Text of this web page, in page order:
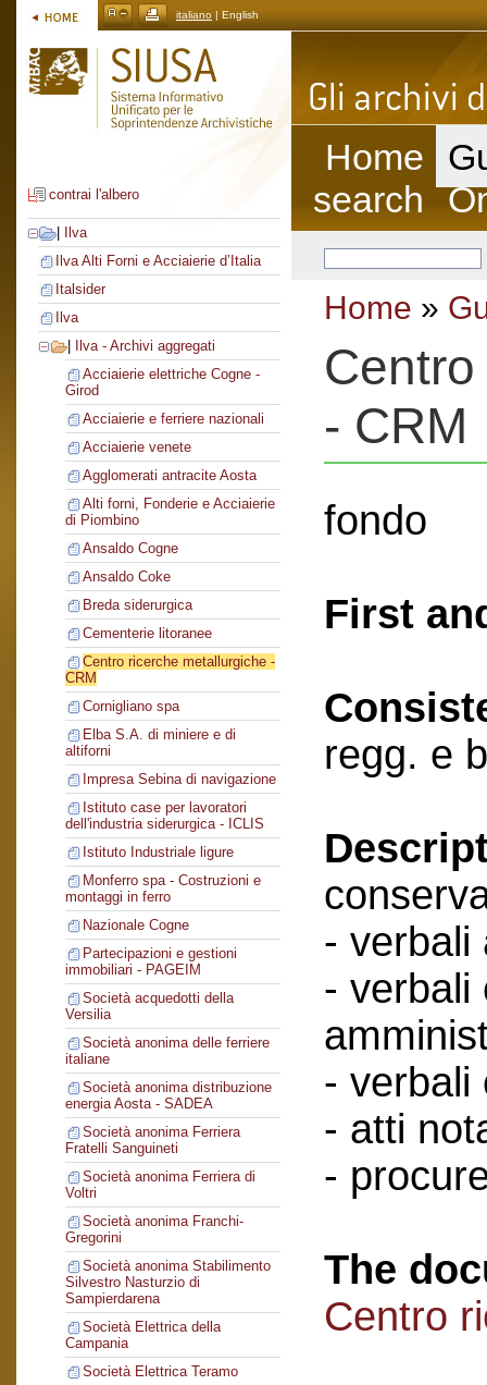
italiano | English
contrai l'albero
Ilva
Ilva Alti Forni e Acciaierie d’Italia
Italsider
Ilva
Ilva - Archivi aggregati
Acciaierie elettriche Cogne -
Girod
Acciaierie e ferriere nazionali
Acciaierie venete
Agglomerati antracite Aosta
Alti forni, Fonderie e Acciaierie
di Piombino
Ansaldo Cogne
Ansaldo Coke
Breda siderurgica
Cementerie litoranee
Centro ricerche metallurgiche -
CRM
Cornigliano spa
Elba S.A. di miniere e di
altiforni
Impresa Sebina di navigazione
Istituto case per lavoratori
dell'industria siderurgica - ICLIS
Istituto Industriale ligure
Monferro spa - Costruzioni e
montaggi in ferro
Nazionale Cogne
Partecipazioni e gestioni
immobiliari - PAGEIM
Società acquedotti della
Versilia
Società anonima delle ferriere
italiane
Società anonima distribuzione
energia Aosta - SADEA
Società anonima Ferriera
Fratelli Sanguineti
Società anonima Ferriera di
Voltri
Società anonima Franchi-
Gregorini
Società anonima Stabilimento
Silvestro Nasturzio di
Sampierdarena
Società Elettrica della
Campania
Società Elettrica Teramo
Home
search
Home »
- CRM
fondo
First
regg. e
- verbali
- verbali
- verbali
- atti
-
The
Centro